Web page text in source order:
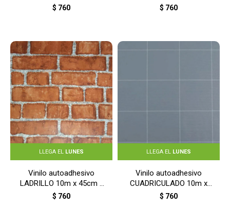
BLANCO
$ 760
PIEDRA
$ 760
LLEGA EL LUNES
Vinilo autoadhesivo
LADRILLO 10m x 45cm -
LADRILLO
$ 760
LLEGA EL LUNES
Vinilo autoadhesivo
CUADRICULADO 10m x
45cm - CUADRICULADO
$ 760